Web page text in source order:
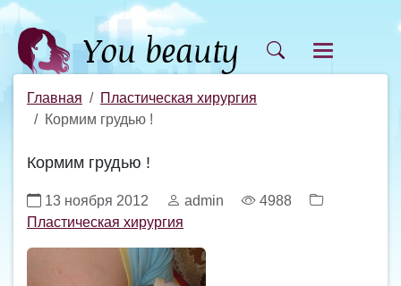
Главная
Пластическая хирургия
Кормим грудью !
Кормим грудью !
13 ноября 2012 admin
4988
Пластическая хирургия